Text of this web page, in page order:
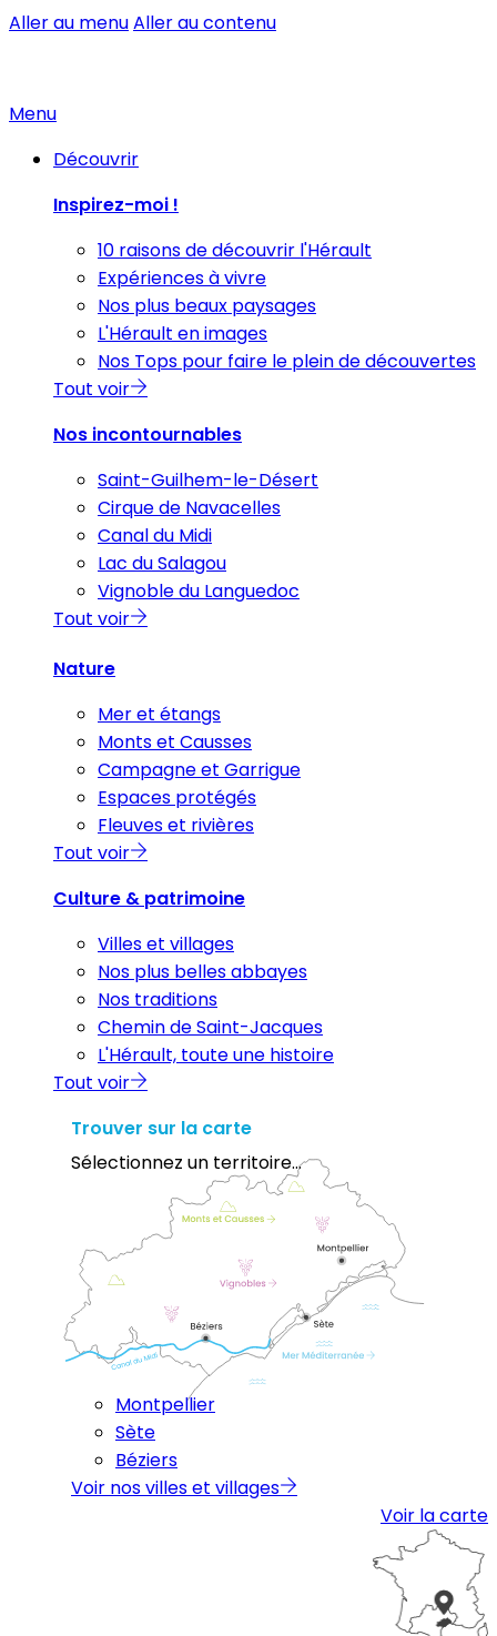
Aller au menuAller au contenu
Menu
Découvrir
Inspirez-moi !
10 raisons de découvrir l'Hérault
Expériences à vivre
Nos plus beaux paysages
L'Hérault en images
Nos Tops pour faire le plein de découvertes
Tout voir
Nos incontournables
Saint-Guilhem-le-Désert
Cirque de Navacelles
Canal du Midi
Lac du Salagou
Vignoble du Languedoc
Tout voir
Nature
Mer et étangs
Monts et Causses
Campagne et Garrigue
Espaces protégés
Fleuves et rivières
Tout voir
Culture & patrimoine
Villes et villages
Nos plus belles abbayes
Nos traditions
Chemin de Saint-Jacques
L'Hérault, toute une histoire
Tout voir
Trouver sur la carte
Sélectionnez un territoire...
Montpellier
Sète
Béziers
Voir nos villes et villages
Voir la carte